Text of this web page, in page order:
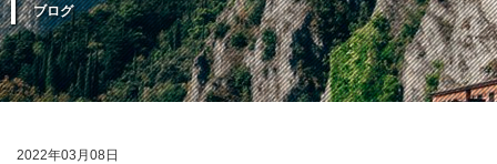
ブログ
2022年03月08日